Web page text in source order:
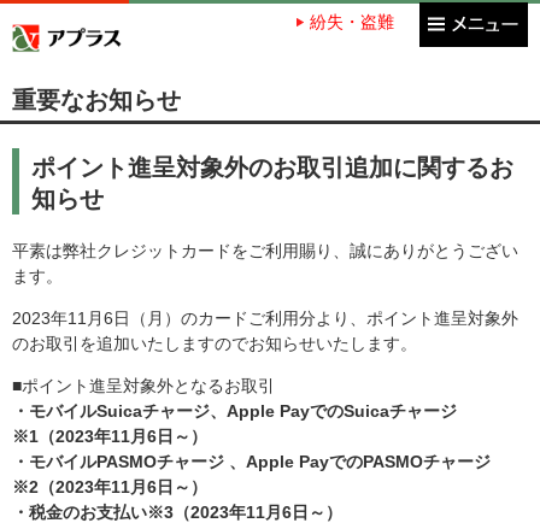
アプラス SBI新生銀行グループ紛失・盗難
重要なお知らせ
ポイント進呈対象外のお取引追加に関するお
知らせ
平素は弊社クレジットカードをご利用賜り、誠にありがとうござい
ます。
2023年11月6日（月）のカードご利用分より、ポイント進呈対象外
のお取引を追加いたしますのでお知らせいたします。
■ポイント進呈対象外となるお取引
・モバイルSuicaチャージ、Apple PayでのSuicaチャージ
※1（2023年11月6日～）
・モバイルPASMOチャージ 、Apple PayでのPASMOチャージ
※2（2023年11月6日～）
・税金のお支払い※3（2023年11月6日～）